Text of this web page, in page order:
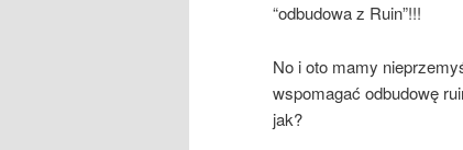
“odbudowa z Ruin”!!!
No i oto mamy
wspomagać odbudowę
jak?